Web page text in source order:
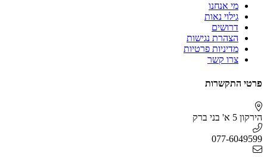
מי אנחנו
גילוי נאות
דרושים
הצהרת נגישות
מדיניות פרטיות
צרו קשר
פרטי התקשרות
הירקון 5 א' בני ברק
077-6049599